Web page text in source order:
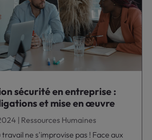
sécurité en entreprise :
et mise en œuvre
| Ressources Humaines
ne s'improvise pas ! Face aux